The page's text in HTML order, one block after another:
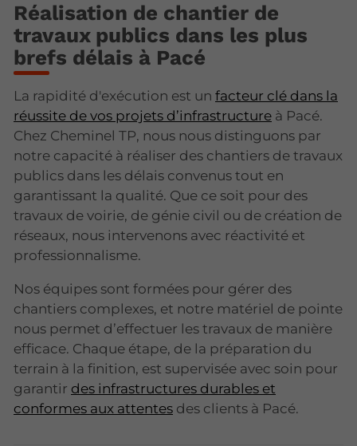
Réalisation de chantier de
travaux publics dans les plus
brefs délais à Pacé
La rapidité d'exécution est un facteur clé dans la
réussite de vos projets d’infrastructure à Pacé.
Chez Cheminel TP, nous nous distinguons par
notre capacité à réaliser des chantiers de travaux
publics dans les délais convenus tout en
garantissant la qualité. Que ce soit pour des
travaux de voirie, de génie civil ou de création de
réseaux, nous intervenons avec réactivité et
professionnalisme.
Nos équipes sont formées pour gérer des
chantiers complexes, et notre matériel de pointe
nous permet d’effectuer les travaux de manière
efficace. Chaque étape, de la préparation du
terrain à la finition, est supervisée avec soin pour
garantir des infrastructures durables et
conformes aux attentes des clients à Pacé.